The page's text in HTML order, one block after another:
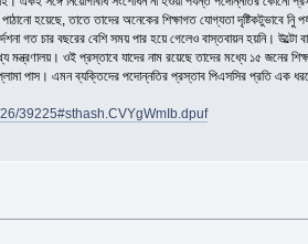
হয়েছে, তাতে তাদের অনেকের শিক্ষাগত যোগ্যতা দৃষ্টিকটুভাবে নিু
গত চার বছরের বেশি সময় পার হয়ে গেলেও বাস্তবায়ন হয়নি। উল্টো
মন্ত্রণালয়। ওই প্রস্তাবে যাদের নাম রয়েছে তাদের মধ্যে ১৫
এমন ব্যক্তিদের পদোন্নতির প্রস্তাব পিএসসির প্রতি এক ধরনের
39225#sthash.CVYgWmIb.dpuf